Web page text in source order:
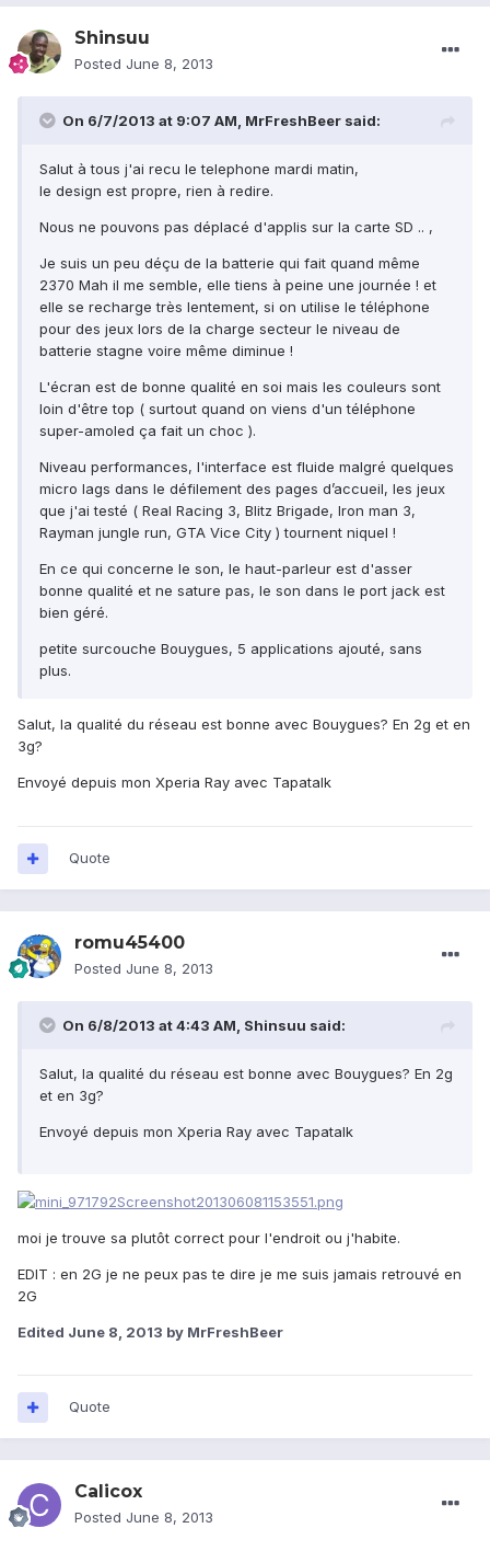
Shinsuu
Posted June 8, 2013
On 6/7/2013 at 9:07 AM, MrFreshBeer said:
Salut à tous j'ai recu le telephone mardi matin,
le design est propre, rien à redire.
Nous ne pouvons pas déplacé d'applis sur la carte SD .. ,
Je suis un peu déçu de la batterie qui fait quand même
2370 Mah il me semble, elle tiens à peine une journée ! et
elle se recharge très lentement, si on utilise le téléphone
pour des jeux lors de la charge secteur le niveau de
batterie stagne voire même diminue !
L'écran est de bonne qualité en soi mais les couleurs sont
loin d'être top ( surtout quand on viens d'un téléphone
super-amoled ça fait un choc ).
Niveau performances, l'interface est fluide malgré quelques
micro lags dans le défilement des pages d’accueil, les jeux
que j'ai testé ( Real Racing 3, Blitz Brigade, Iron man 3,
Rayman jungle run, GTA Vice City ) tournent niquel !
En ce qui concerne le son, le haut-parleur est d'asser
bonne qualité et ne sature pas, le son dans le port jack est
bien géré.
petite surcouche Bouygues, 5 applications ajouté, sans
plus.
Salut, la qualité du réseau est bonne avec Bouygues? En 2g et en
3g?
Envoyé depuis mon Xperia Ray avec Tapatalk
Quote
romu45400
Posted June 8, 2013
On 6/8/2013 at 4:43 AM, Shinsuu said:
Salut, la qualité du réseau est bonne avec Bouygues? En 2g
et en 3g?
Envoyé depuis mon Xperia Ray avec Tapatalk
moi je trouve sa plutôt correct pour l'endroit ou j'habite.
EDIT : en 2G je ne peux pas te dire je me suis jamais retrouvé en
2G
Edited June 8, 2013 by MrFreshBeer
Quote
Calicox
Posted June 8, 2013